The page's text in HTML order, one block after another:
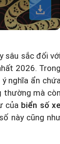
sâu sắc đối với
2026. Trong
nghĩa ẩn
thường mà còn
của biển số xe
này cũng